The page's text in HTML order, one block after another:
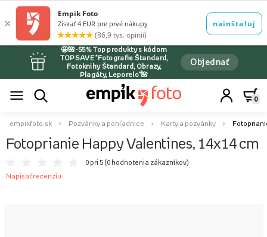
🤩🌺-55% Top produkty s kódom
TOPSAVE *Fotografie Štandard,
Fotoknihy Štandard, Obrazy,
Plagáty, Leporelo*🌺
Objednať
0
empikfoto.sk Pozvánky a pohľadnice Karty a pozvánky
Fotoprianie Happy Valentines, 14x14 cm
0 pri 5 (0 hodnotenia zákazníkov)
Napísať recenziu